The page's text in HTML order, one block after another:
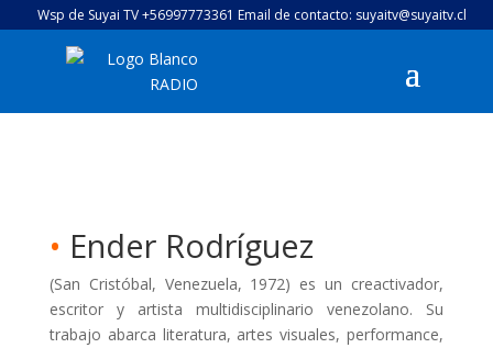
Wsp de Suyai TV +56997773361 Email de contacto: suyaitv@suyaitv.cl
• Ender Rodríguez
(San Cristóbal, Venezuela, 1972) es un creactivador,
escritor y artista multidisciplinario venezolano. Su
trabajo abarca literatura, artes visuales, performance,